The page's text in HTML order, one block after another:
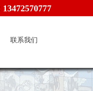
13472570777
联系我们